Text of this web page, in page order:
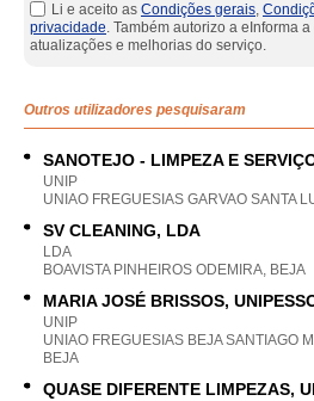
Li e aceito as Condições gerais,
privacidade. Também autorizo a eInforma
atualizações e melhorias do serviço.
Outros utilizadores pesquisaram
SANOTEJO - LIMPEZA E
UNIP
UNIAO FREGUESIAS GARVAO SANTA
SV CLEANING, LDA
LDA
BOAVISTA PINHEIROS ODEMIRA, BEJA
MARIA JOSÉ BRISSOS,
UNIP
UNIAO FREGUESIAS BEJA SANTIAGO
BEJA
QUASE DIFERENTE LIMPEZAS,